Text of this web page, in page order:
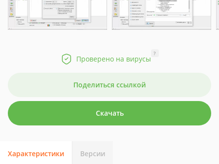
Проверено на вирусы
?
Поделиться ссылкой
Скачать
Характеристики Версии